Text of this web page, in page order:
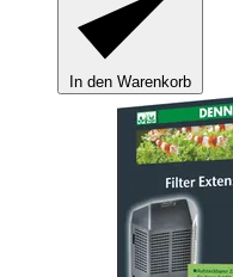
In den Warenkorb